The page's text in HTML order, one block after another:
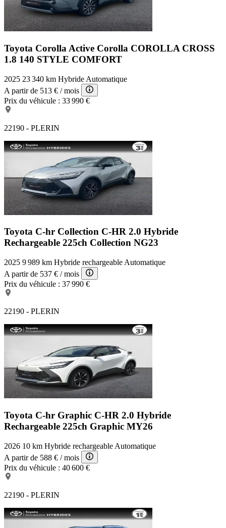
Toyota Corolla Active Corolla COROLLA CROSS
1.8 140 STYLE COMFORT
2025 23 340 km Hybride Automatique
A partir de 513 € / mois
Prix du véhicule : 33 990 €
22190 - PLERIN
Toyota C-hr Collection C-HR 2.0 Hybride
Rechargeable 225ch Collection NG23
2025 9 989 km Hybride rechargeable Automatique
A partir de 537 € / mois
Prix du véhicule : 37 990 €
22190 - PLERIN
Toyota C-hr Graphic C-HR 2.0 Hybride
Rechargeable 225ch Graphic MY26
2026 10 km Hybride rechargeable Automatique
A partir de 588 € / mois
Prix du véhicule : 40 600 €
22190 - PLERIN